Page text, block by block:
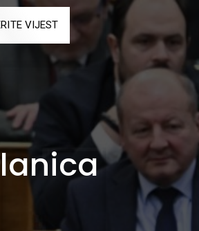
VIJEST